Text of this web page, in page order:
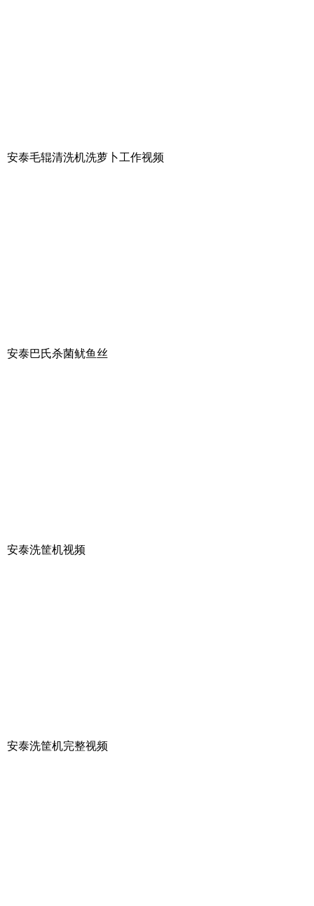
安泰毛辊清洗机洗萝卜工作视频
安泰巴氏杀菌鱿鱼丝
安泰洗筐机视频
安泰洗筐机完整视频